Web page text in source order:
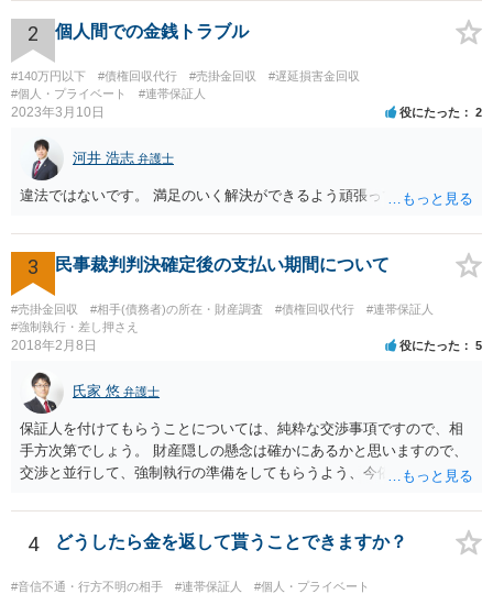
2 個人間での金銭トラブル
#140万円以下 #債権回収代行 #売掛金回収
#遅延損害金回収
#個人・プライベート
#連帯保証人
2023年3月10日 役にたった 2
河井 浩志 弁護士
違法ではないです。 満足のいく解決ができるよう頑張ってください。
3 民事裁判判決確定後の支払い期間について
#売掛金回収 #相手(債務者)の所在・財産調査 #債権回収代行
#連帯保証人
#強制執行・差し押さえ
2018年2月8日 役にたった 5
氏家 悠 弁護士
保証人を付けてもらうことについては、純粋な交渉事項ですので、相
手方次第でしょう。 財産隠しの懸念は確かにあるかと思いますので、
交渉と並行して、強制執行の準備をしてもらうよう、今依頼されてい
弁護士の探し方ですが、弁護士のウェブページなどがひとつの目安に
なります。 ただ、ウェブページの記載内容が確実というわけでもない
いてみるのがよいと思います。
4 どうしたら金を返して貰うことできますか？
#音信不通・行方不明の相手 #連帯保証人
#個人・プライベート